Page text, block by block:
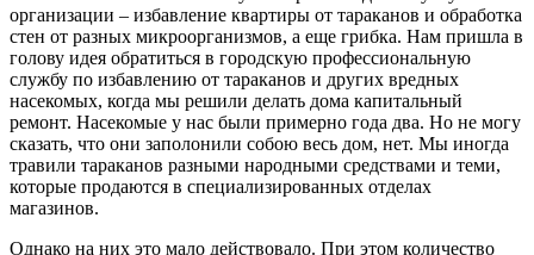
организации – избавление квартиры от тараканов и обработка
стен от разных микроорганизмов, а еще грибка. Нам пришла в
голову идея обратиться в городскую профессиональную
службу по избавлению от тараканов и других вредных
насекомых, когда мы решили делать дома капитальный
ремонт. Насекомые у нас были примерно года два. Но не могу
сказать, что они заполонили собою весь дом, нет. Мы иногда
травили тараканов разными народными средствами и теми,
которые продаются в специализированных отделах
магазинов.
Однако на них это мало действовало. При этом количество